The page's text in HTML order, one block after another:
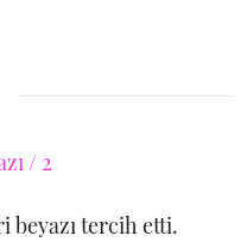
beyazı tercih etti.